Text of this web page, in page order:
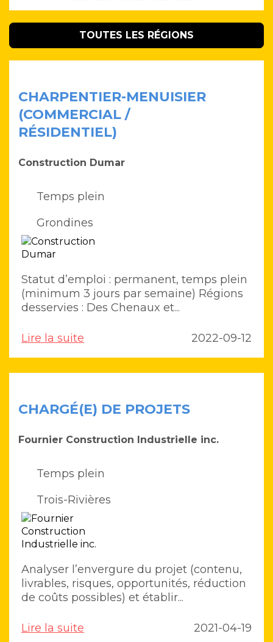
TOUTES LES RÉGIONS
CHARPENTIER-MENUISIER
(COMMERCIAL /
RÉSIDENTIEL)
Construction Dumar
Temps plein
Grondines
Statut d’emploi : permanent, temps plein
(minimum 3 jours par semaine) Régions
desservies : Des Chenaux et...
Lire la suite 2022-09-12
CHARGÉ(E) DE PROJETS
Fournier Construction Industrielle inc.
Temps plein
Trois-Rivières
Analyser l’envergure du projet (contenu,
livrables, risques, opportunités, réduction
de coûts possibles) et établir...
Lire la suite 2021-04-19